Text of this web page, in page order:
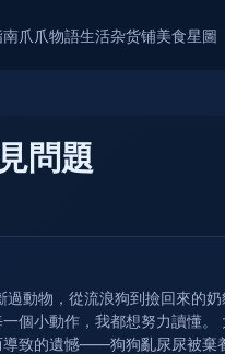
爪爪物語生活杂货铺美食星圖
問題
動物，從流浪狗到撿回來的
個小動作，我都想努力讀懂
致的遺憾——狗狗亂尿尿被